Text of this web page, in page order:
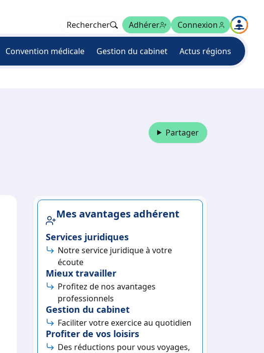
Convention médicale Gestion du cabinet Actus régions
Rechercher Adhérer Connexion
Partager
Mes avantages adhérent
Services juridiques
Notre service juridique à votre
écoute
Mieux travailler
Profitez de nos avantages
professionnels
Gestion du cabinet
Faciliter votre exercice au quotidien
Profiter de vos loisirs
Des réductions pour vous voyages,